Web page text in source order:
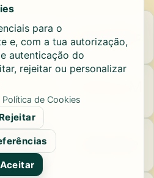
para o
e, com a tua autorização,
autenticação do
rejeitar ou personalizar
Política de Cookies
Rejeitar
Aceitar